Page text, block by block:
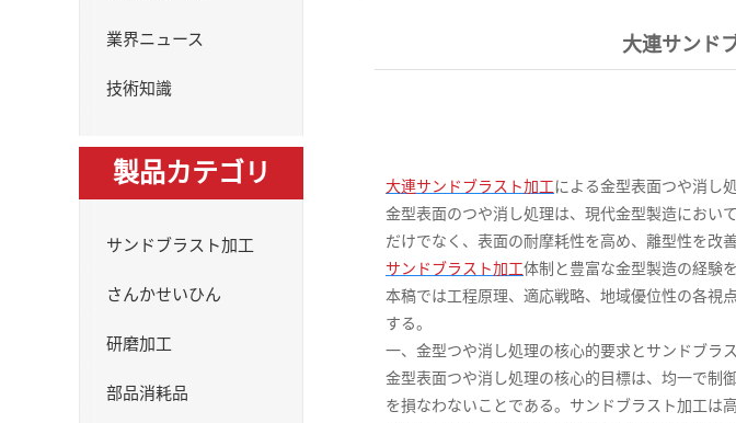
業界ニュース
技術知識
製品カテゴリ
サンドブラスト加工
さんかせいひん
研磨加工
部品消耗品
大連サンド
大連サンドブラスト加工による金型表面つや消し
金型表面のつや消し処理は、現代金型製造におい
だけでなく、表面の耐摩耗性を高め、離型性を改
サンドブラスト加工体制と豊富な金型製造の経験
本稿では工程原理、適応戦略、地域優位性の各視
する。
一、金型つや消し処理の核心的要求とサンドブラ
金型表面つや消し処理の核心的目標は、均一で制
を損なわないことである。サンドブラスト加工は